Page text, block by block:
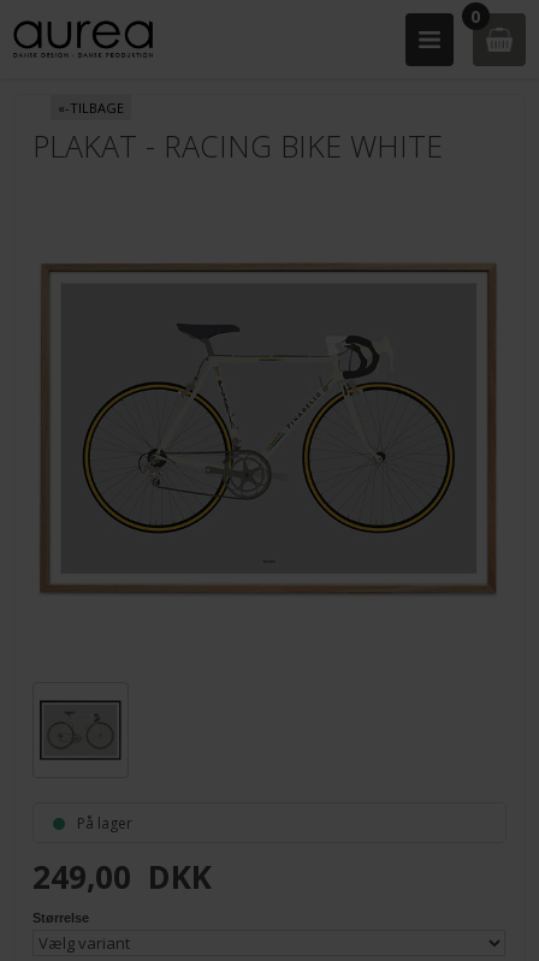
0
«-TILBAGE
PLAKAT - RACING BIKE WHITE
På lager
249,00 DKK
Størrelse